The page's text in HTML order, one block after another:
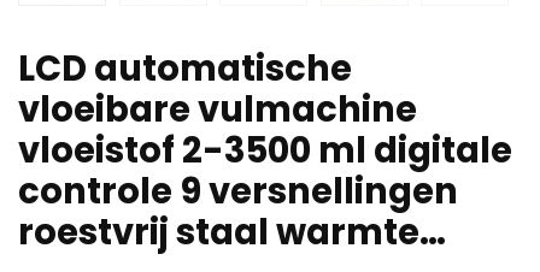
LCD automatische
vloeibare vulmachine
vloeistof 2-3500 ml digitale
controle 9 versnellingen
roestvrij staal warmte…